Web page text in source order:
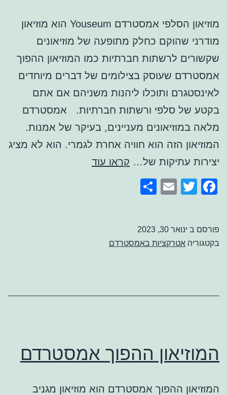
מוזיאון הסלפי אמסטרדם Youseum הוא מוזיאון
מודרני שהוקם כחלק מתופעה של מוזיאונים
שקשורים לרשתות חברתיות כמו המוזיאון ההפוך
אמסטרדם שעוסק בצילומים של דברים מיוחדים
לאינסטגרם ותוכלו ליהנות משניהם אם אתם
בקטע של סלפי ורשתות חברתיות. אמסטרדם
מלאה במוזיאונים מעניינים, בעיקר של אמנות.
המוזיאון הזה הוא חוויה אחרת לגמרי. הוא לא מציג
יצירות עתיקות של… קראו עודמוזיאון
Facebook
Twitter
Email
פורסם ב ינואר 30, 2023
בקטגוריה אטרקציות באמסטרדם
המוזיאון ההפוך אמסטרדם
המוזיאון ההפוך אמסטרדם הוא מוזיאון מגניב